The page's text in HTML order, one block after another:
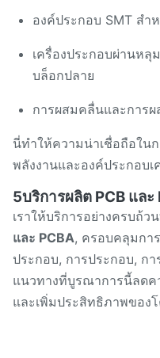
องค์ประกอบ SMT สํ
เครื่องประกอบผ่านหลุ
บล็อกปลาย
การผสมคลื่นและการผ
นี่ทําให้ความน่าเชื่อถือใน
พลังงานและองค์ประกอบเ
5บริการผลิต PCB และ
เราให้บริการอย่างครบถ้วน
และ PCBA, ครอบคลุมกา
ประกอบ, การประกอบ, ก
แนวทางที่บูรณาการนี้ลด
และเพิ่มประสิทธิภาพของ